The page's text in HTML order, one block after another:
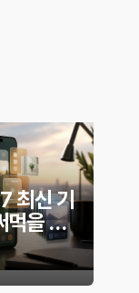
최신 기
먹을 만